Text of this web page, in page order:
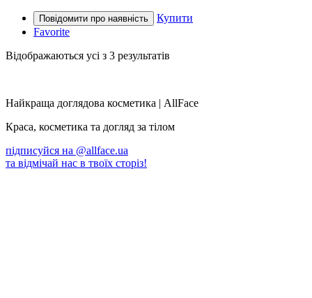
Купити
Favorite
Відображаються усі з 3 результатів
Найкраща доглядова косметика | AllFace
Краса, косметика та догляд за тілом
підписуйся на @allface.ua
та відмічай нас в твоїх сторіз!